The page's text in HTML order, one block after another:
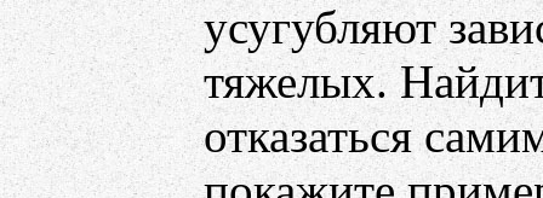
усугубляют
тяжелых.
отказаться